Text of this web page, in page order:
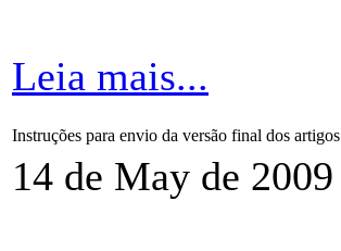
Leia mais...
Instruções para envio da versão final dos artigos
14 de May de 2009